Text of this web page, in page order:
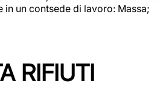
un contsede di lavoro: Massa;
RIFIUTI